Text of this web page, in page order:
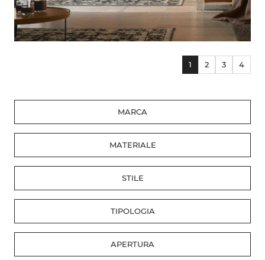
MARCA
MATERIALE
STILE
TIPOLOGIA
APERTURA
1 2 3 4